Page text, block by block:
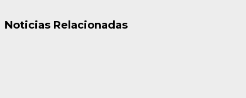
Noticias Relacionadas